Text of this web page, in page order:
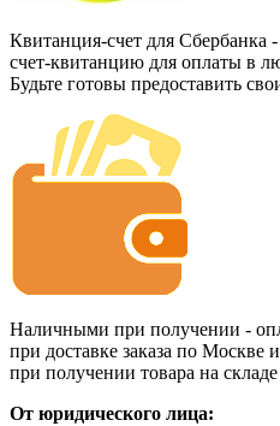
Квитанция-счет для Сбербанка
счет-квитанцию для оплаты в
Будьте готовы предоставить
Наличными при получении -
при доставке заказа по
при получении товара на
От юридического лица: